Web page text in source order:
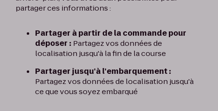
partager ces informations :
Partager à partir de la commande pour
déposer : Partagez vos données de
localisation jusqu'à la fin de la course
Partager jusqu'à l'embarquement :
Partagez vos données de localisation jusqu'à
ce que vous soyez embarqué